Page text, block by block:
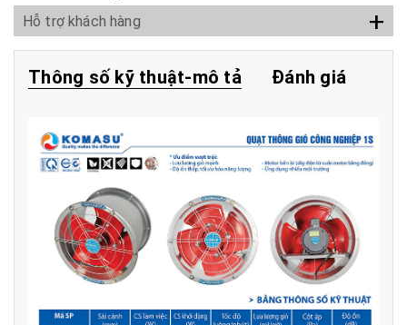
Hỗ trợ khách hàng +
Thông số kỹ thuật-mô tả Đánh giá